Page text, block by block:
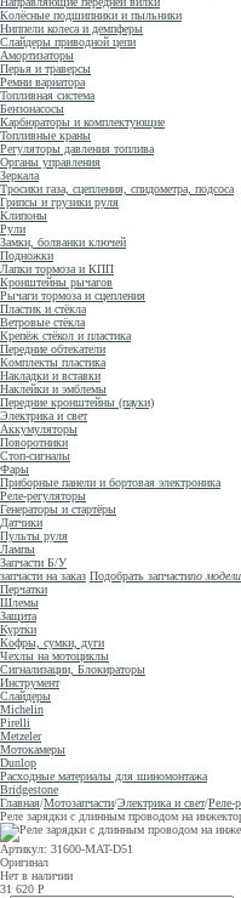
Колёсные подшипники и пыльники
Ниппели колеса и демпферы
Слайдеры приводной цепи
Амортизаторы
Перья и траверсы
Ремни вариатора
Топливная система
Бензонасосы
Карбюраторы и комплектующие
Топливные краны
Регуляторы давления топлива
Органы управления
Зеркала
Тросики газа, сцепления, спидометра, подсоса
Грипсы и грузики руля
Клипоны
Рули
Замки, болванки ключей
Подножки
Лапки тормоза и КПП
Кронштейны рычагов
Рычаги тормоза и сцепления
Пластик и стёкла
Ветровые стёкла
Крепёж стёкол и пластика
Передние обтекатели
Комплекты пластика
Накладки и вставки
Наклейки и эмблемы
Передние кронштейны (пауки)
Электрика и свет
Аккумуляторы
Поворотники
Стоп-сигналы
Фары
Приборные панели и бортовая электроника
Реле-регуляторы
Генераторы и стартёры
Датчики
Пульты руля
Лампы
Запчасти Б/У
запчасти на заказ Подобрать запчастипо
Перчатки
Шлемы
Защита
Куртки
Кофры, сумки, дуги
Чехлы на мотоциклы
Сигнализации, Блокираторы
Инструмент
Слайдеры
Michelin
Pirelli
Metzeler
Мотокамеры
Dunlop
Расходные материалы для шиномонтажа
Bridgestone
Главная/Мотозапчасти/Электрика и свет/Реле-
Реле зарядки с длинным проводом на
Артикул: 31600-MAT-D51
Оригинал
Нет в наличии
31 620 Р